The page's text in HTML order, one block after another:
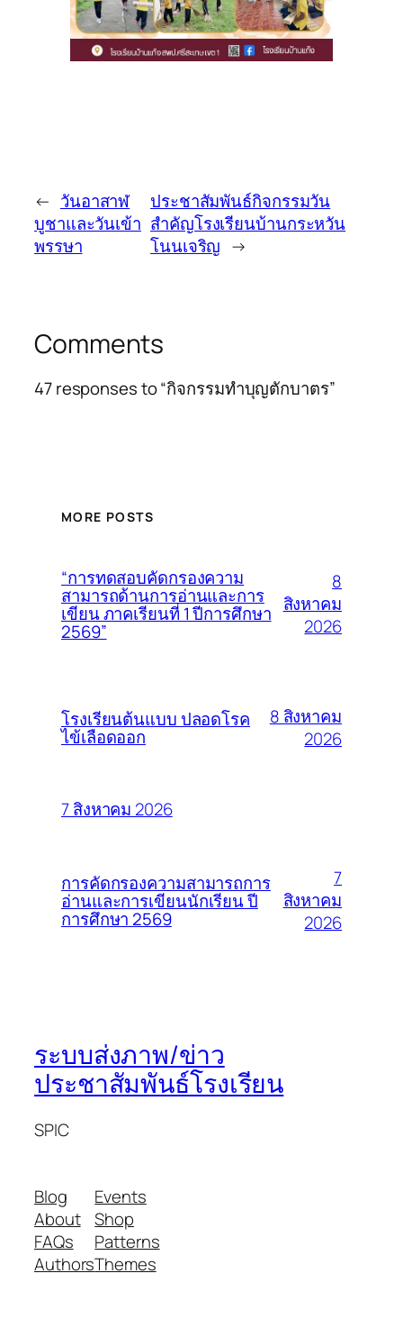
← วันอาสาฬ
บูชาและวันเข้า
พรรษา
ประชาสัมพันธ์กิจกรรมวัน
สำคัญโรงเรียนบ้านกระหวัน
โนนเจริญ →
Comments
47 responses to “กิจกรรมทำบุญตักบาตร”
MORE POSTS
“การทดสอบคัดกรองความ
สามารถด้านการอ่านและการ
เขียน ภาคเรียนที่ 1 ปีการศึกษา
2569”
8
สิงหาคม
2026
โรงเรียนต้นแบบ ปลอดโรค
ไข้เลือดออก
8 สิงหาคม
2026
7 สิงหาคม 2026
การคัดกรองความสามารถการ
อ่านและการเขียนนักเรียน ปี
การศึกษา 2569
7
สิงหาคม
2026
ระบบส่งภาพ/ข่าว
ประชาสัมพันธ์โรงเรียน
SPIC
Blog
About
FAQs
Authors
Events
Shop
Patterns
Themes